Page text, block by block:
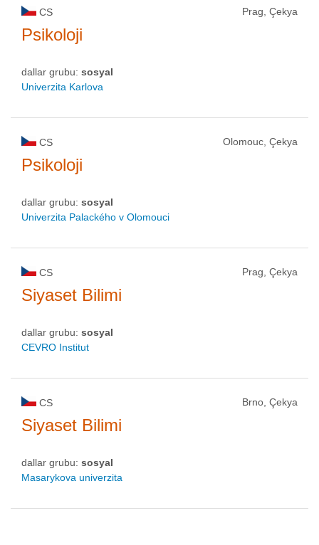
CS Prag, Çekya
Psikoloji
dallar grubu: sosyal
Univerzita Karlova
CS Olomouc, Çekya
Psikoloji
dallar grubu: sosyal
Univerzita Palackého v Olomouci
CS Prag, Çekya
Siyaset Bilimi
dallar grubu: sosyal
CEVRO Institut
CS Brno, Çekya
Siyaset Bilimi
dallar grubu: sosyal
Masarykova univerzita